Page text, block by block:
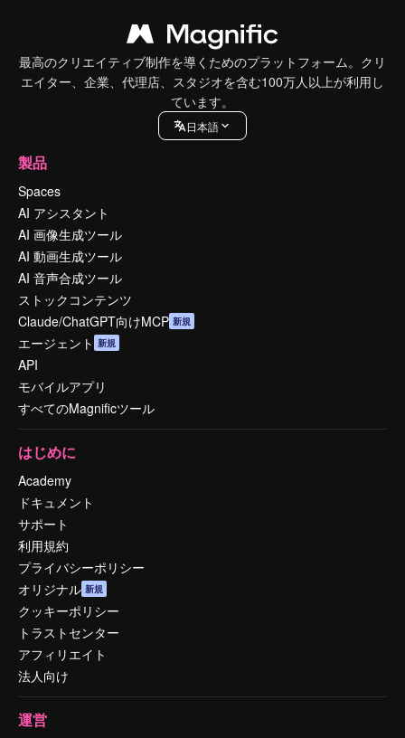
最高のクリエイティブ制作を導くためのプラットフォーム。クリ
エイター、企業、代理店、スタジオを含む100万人以上が利用し
ています。
日本語
製品
Spaces
AI アシスタント
AI 画像生成ツール
AI 動画生成ツール
AI 音声合成ツール
ストックコンテンツ
Claude/ChatGPT向けMCP 新規
エージェント 新規
API
モバイルアプリ
すべてのMagnificツール
はじめに
Academy
ドキュメント
サポート
利用規約
プライバシーポリシー
オリジナル 新規
クッキーポリシー
トラストセンター
アフィリエイト
法人向け
運営